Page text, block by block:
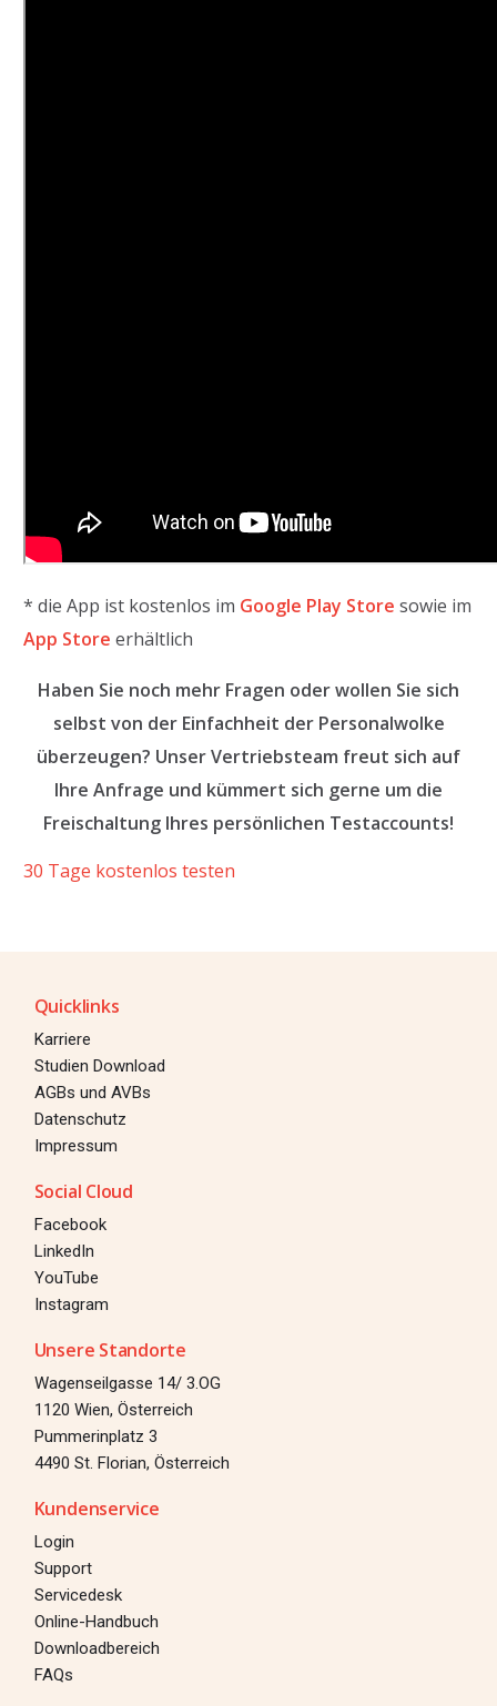
* die App ist kostenlos im Google Play Store sowie im
App Store erhältlich
Haben Sie noch mehr Fragen oder wollen Sie sich
selbst von der Einfachheit der Personalwolke
überzeugen? Unser Vertriebsteam freut sich auf
Ihre Anfrage und kümmert sich gerne um die
Freischaltung Ihres persönlichen Testaccounts!
30 Tage kostenlos testen
Quicklinks
Karriere
Studien Download
AGBs und AVBs
Datenschutz
Impressum
Social Cloud
Facebook
LinkedIn
YouTube
Instagram
Unsere Standorte
Wagenseilgasse 14/ 3.OG
1120 Wien, Österreich
Pummerinplatz 3
4490 St. Florian, Österreich
Kundenservice
Login
Support
Servicedesk
Online-Handbuch
Downloadbereich
FAQs